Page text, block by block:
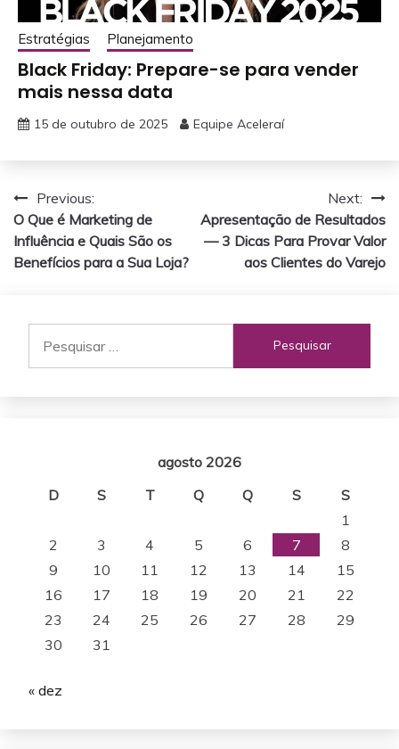
Estratégias Planejamento
Black Friday: Prepare-se para vender
mais nessa data
15 de outubro de 2025 Equipe Aceleraí
Navegação
de
Post
Previous:
O Que é Marketing de
Influência e Quais São os
Benefícios para a Sua Loja?
Next:
Apresentação de Resultados
— 3 Dicas Para Provar Valor
aos Clientes do Varejo
por:
agosto 2026
D
S T Q Q S
S
1
2
3 4 5 6 7
8
9
10 11 12 13 14
15
16
17 18 19 20 21
22
23
24 25 26 27 28
29
30
31
« dez